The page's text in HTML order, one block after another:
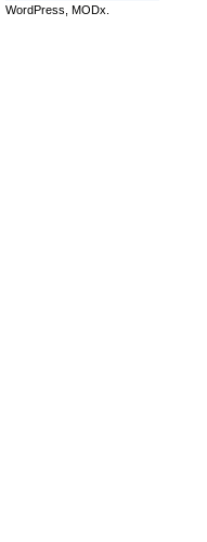
WordPress, MODx.